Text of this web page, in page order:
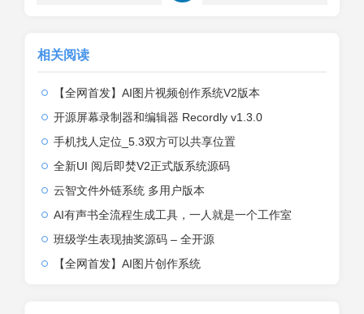
相关阅读
【全网首发】AI图片视频创作系统V2版本
开源屏幕录制器和编辑器 Recordly v1.3.0
手机找人定位_5.3双方可以共享位置
全新UI 阅后即焚V2正式版系统源码
云智文件外链系统 多用户版本
AI有声书全流程生成工具，一人就是一个工作室
班级学生表现抽奖源码 – 全开源
【全网首发】AI图片创作系统